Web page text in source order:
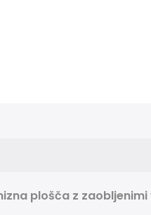
plošča z